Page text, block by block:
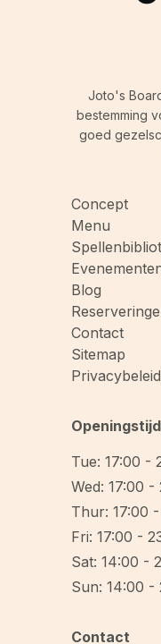
Joto's
bestemming
goed
Concept
Menu
Blog
Contact
Sitemap
Privacybeleid
Tue: 17:00 -
Wed: 17:00 -
Thur: 17:00
Fri: 17:00 -
Sat: 14:00 -
Sun: 14:00 -
Contact